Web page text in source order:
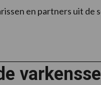
en partners uit de